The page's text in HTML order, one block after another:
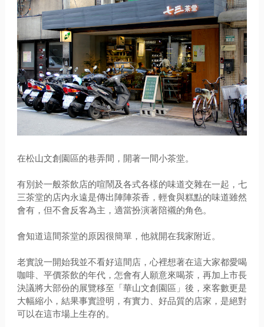
在松山文創園區的巷弄間，開著一間小茶堂。
有別於一般茶飲店的喧鬧及各式各樣的味道交雜在一起，七
三茶堂的店內永遠是傳出陣陣茶香，輕食與糕點的味道雖然
會有，但不會反客為主，適當扮演著陪襯的角色。
會知道這間茶堂的原因很簡單，他就開在我家附近。
老實說一開始我並不看好這間店，心裡想著在這大家都愛喝
咖啡、平價茶飲的年代，怎會有人願意來喝茶，再加上市長
決議將大部份的展覽移至「華山文創園區」後，來客數更是
大幅縮小，結果事實證明，有實力、好品質的店家，是絕對
可以在這市場上生存的。